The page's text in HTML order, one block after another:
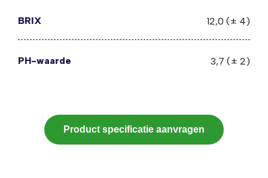
BRIX 12,0 (± 4)
PH-waarde 3,7 (± 2)
Product specificatie aanvragen